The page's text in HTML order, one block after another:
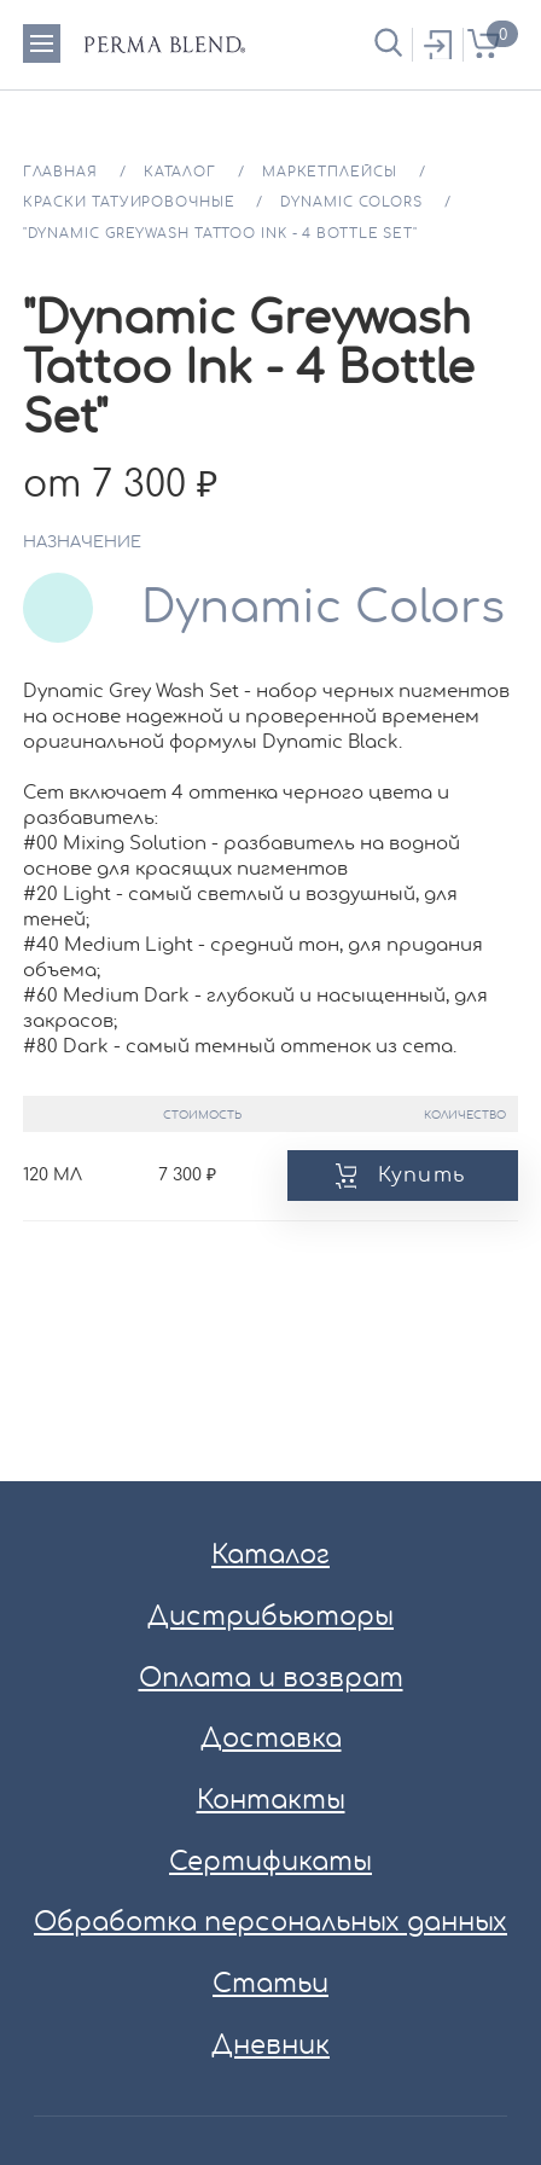
0
ГЛАВНАЯ КАТАЛОГ МАРКЕТПЛЕЙСЫ
КРАСКИ ТАТУИРОВОЧНЫЕ DYNAMIC COLORS
"DYNAMIC GREYWASH TATTOO INK - 4 BOTTLE SET"
"Dynamic Greywash
Tattoo Ink - 4 Bottle
Set"
от 7 300
НАЗНАЧЕНИЕ
Dynamic Colors
Dynamic Grey Wash Set - набор черных пигментов
на основе надежной и проверенной временем
оригинальной формулы Dynamic Black.
Сет включает 4 оттенка черного цвета и
разбавитель:
#00 Mixing Solution - разбавитель на водной
основе для красящих пигментов
#20 Light - самый светлый и воздушный, для
теней;
#40 Medium Light - средний тон, для придания
объема;
#60 Medium Dark - глубокий и насыщенный, для
закрасов;
#80 Dark - самый темный оттенок из сета.
СТОИМОСТЬ КОЛИЧЕСТВО
120 МЛ 7 300 Купить
Каталог
Дистрибьюторы
Оплата и возврат
Доставка
Контакты
Сертификаты
Обработка персональных данных
Статьи
Дневник